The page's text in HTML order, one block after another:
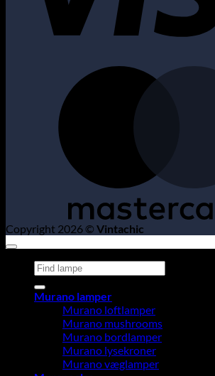
Copyright 2026 © Vintachic
Søg
efter:
Murano lamper
Murano loftlamper
Murano mushrooms
Murano bordlamper
Murano lysekroner
Murano væglamper